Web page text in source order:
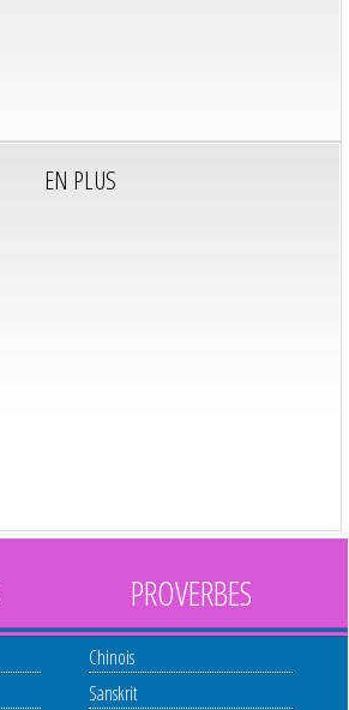
EN PLUS
PROVERBES
Chinois
Sanskrit